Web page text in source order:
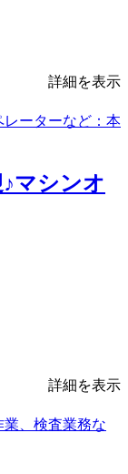
詳細を表示
マシンオ
詳細を表示